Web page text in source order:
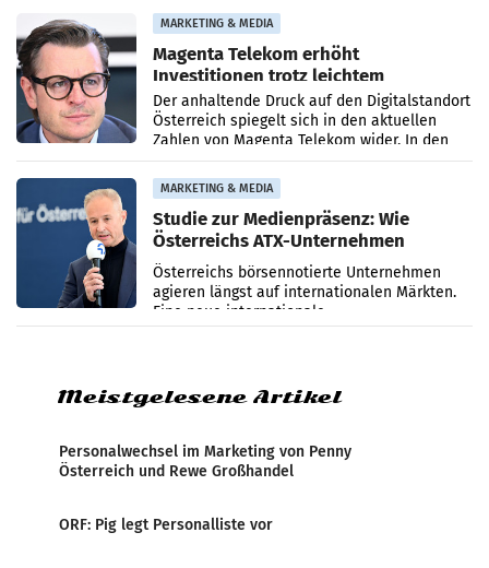
Zensur bei der Agentur während der Zeit
MARKETING & MEDIA
Magenta Telekom erhöht
Investitionen trotz leichtem
Umsatzrückgang
Der anhaltende Druck auf den Digitalstandort
Österreich spiegelt sich in den aktuellen
Zahlen von Magenta Telekom wider. In den
ersten sechs Monaten des laufenden Jahres
verzeichnete
MARKETING & MEDIA
Studie zur Medienpräsenz: Wie
Österreichs ATX-Unternehmen
international wahrgenommen
werden
Österreichs börsennotierte Unternehmen
agieren längst auf internationalen Märkten.
Eine neue internationale
Medienresonanzanalyse untersucht die
Meistgelesene Artikel
Personalwechsel im Marketing von Penny
Österreich und Rewe Großhandel
ORF: Pig legt Personalliste vor